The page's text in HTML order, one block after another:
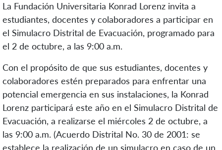
La Fundación Universitaria Konrad Lorenz invita a
estudiantes, docentes y colaboradores a participar en
el Simulacro Distrital de Evacuación, programado para
el 2 de octubre, a las 9:00 a.m.
Con el propósito de que sus estudiantes, docentes y
colaboradores estén preparados para enfrentar una
potencial emergencia en sus instalaciones, la Konrad
Lorenz participará este año en el Simulacro Distrital de
Evacuación, a realizarse el miércoles 2 de octubre, a
las 9:00 a.m. (Acuerdo Distrital No. 30 de 2001: se
establece la realización de un simulacro en caso de un